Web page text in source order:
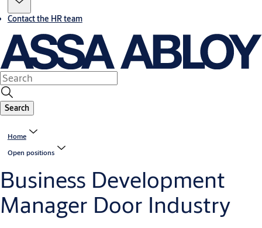
Contact the HR team
Search
Home
Open positions
Business Development
Manager Door Industry